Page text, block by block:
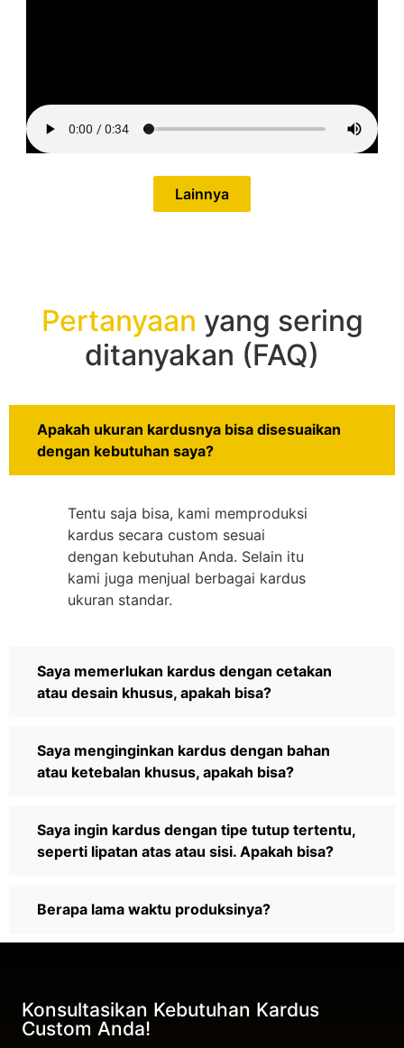
Lainnya
Pertanyaan yang sering
ditanyakan (FAQ)
Apakah ukuran kardusnya bisa disesuaikan
dengan kebutuhan saya?
Tentu saja bisa, kami memproduksi
kardus secara custom sesuai
dengan kebutuhan Anda. Selain itu
kami juga menjual berbagai kardus
ukuran standar.
Saya memerlukan kardus dengan cetakan
atau desain khusus, apakah bisa?
Saya menginginkan kardus dengan bahan
atau ketebalan khusus, apakah bisa?
Saya ingin kardus dengan tipe tutup tertentu,
seperti lipatan atas atau sisi. Apakah bisa?
Berapa lama waktu produksinya?
Konsultasikan Kebutuhan Kardus
Custom Anda!